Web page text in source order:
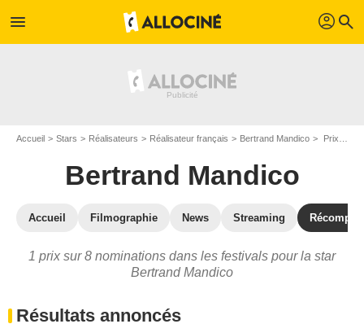
menu profil search
Accueil Stars Réalisateurs Réalisateur français Bertrand Mandico Prix et nominations de Bertrand Mandico
Bertrand Mandico
Accueil Filmographie News Streaming
1 prix sur 8 nominations dans les festivals pour la star
Bertrand Mandico
Résultats annoncés